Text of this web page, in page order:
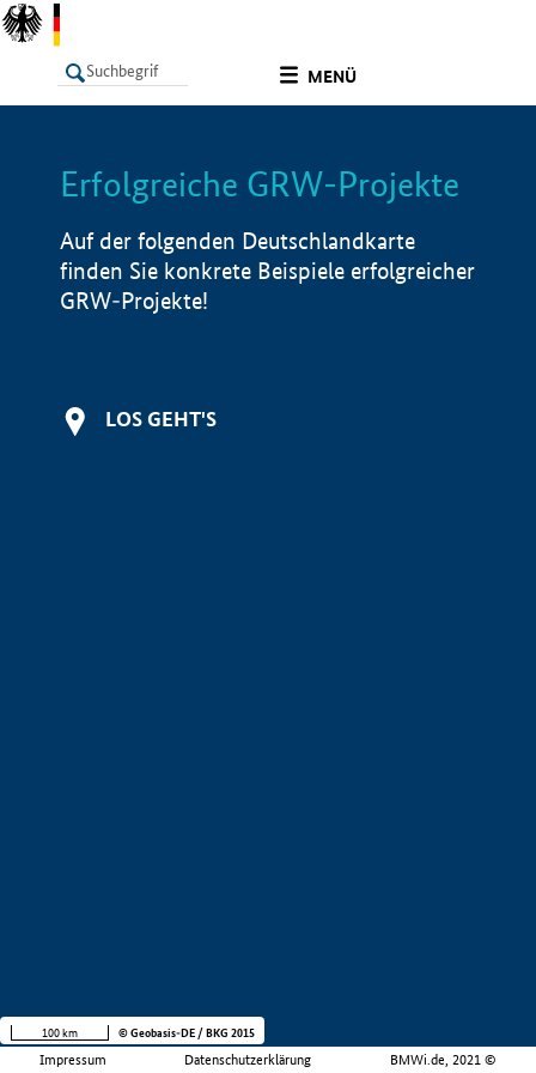
MENÜ
LISTE Info
Erfolgreiche GRW-Projekte
Auf der folgenden Deutschlandkarte
finden Sie konkrete Beispiele erfolgreicher
GRW-Projekte!
LOS GEHT'S
Impressum Datenschutzerklärung BMWi.de, 2021 ©
100 km © Geobasis-DE / BKG 2015